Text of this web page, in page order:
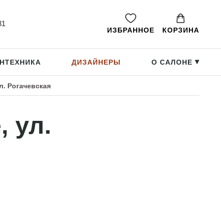
ИЗБРАННОЕ КОРЗИНА
ДИЗАЙНЕРЫ О САЛОНЕ ▸
Рогачевская
ул.